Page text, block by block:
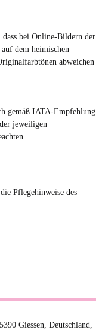
dass bei Online-Bildern der
dem heimischen
abweichen
gemäß IATA-Empfehlung
jeweiligen
Pflegehinweise des
Giessen, Deutschland,